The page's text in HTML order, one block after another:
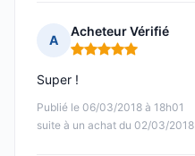
A
Acheteur Vérifié
Note : 5 sur 5
Publié le 06/03/2018 à 18h01
suite à un achat du 02/03/2018
Super !